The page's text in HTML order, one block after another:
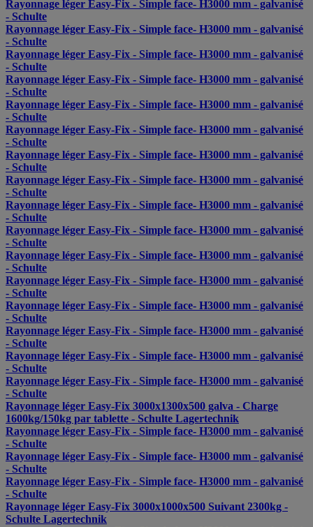
Rayonnage léger Easy-Fix - Simple face- H3000 mm - galvanisé
- Schulte
Rayonnage léger Easy-Fix - Simple face- H3000 mm - galvanisé
- Schulte
Rayonnage léger Easy-Fix - Simple face- H3000 mm - galvanisé
- Schulte
Rayonnage léger Easy-Fix - Simple face- H3000 mm - galvanisé
- Schulte
Rayonnage léger Easy-Fix - Simple face- H3000 mm - galvanisé
- Schulte
Rayonnage léger Easy-Fix - Simple face- H3000 mm - galvanisé
- Schulte
Rayonnage léger Easy-Fix - Simple face- H3000 mm - galvanisé
- Schulte
Rayonnage léger Easy-Fix - Simple face- H3000 mm - galvanisé
- Schulte
Rayonnage léger Easy-Fix - Simple face- H3000 mm - galvanisé
- Schulte
Rayonnage léger Easy-Fix - Simple face- H3000 mm - galvanisé
- Schulte
Rayonnage léger Easy-Fix - Simple face- H3000 mm - galvanisé
- Schulte
Rayonnage léger Easy-Fix - Simple face- H3000 mm - galvanisé
- Schulte
Rayonnage léger Easy-Fix - Simple face- H3000 mm - galvanisé
- Schulte
Rayonnage léger Easy-Fix - Simple face- H3000 mm - galvanisé
- Schulte
Rayonnage léger Easy-Fix - Simple face- H3000 mm - galvanisé
- Schulte
Rayonnage léger Easy-Fix - Simple face- H3000 mm - galvanisé
- Schulte
Rayonnage léger Easy-Fix 3000x1300x500 galva - Charge
1600kg/150kg par tablette - Schulte Lagertechnik
Rayonnage léger Easy-Fix - Simple face- H3000 mm - galvanisé
- Schulte
Rayonnage léger Easy-Fix - Simple face- H3000 mm - galvanisé
- Schulte
Rayonnage léger Easy-Fix - Simple face- H3000 mm - galvanisé
- Schulte
Rayonnage léger Easy-Fix 3000x1000x500 Suivant 2300kg -
Schulte Lagertechnik